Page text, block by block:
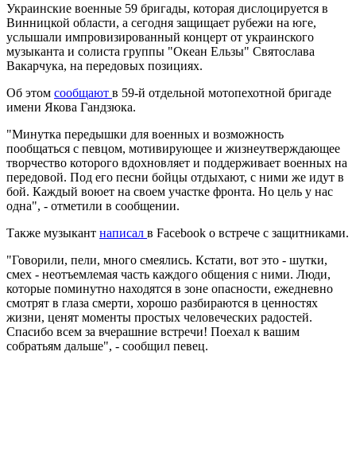
Украинские военные 59 бригады, которая дислоцируется в
Винницкой области, а сегодня защищает рубежи на юге,
услышали импровизированный концерт от украинского
музыканта и солиста группы "Океан Ельзы" Святослава
Вакарчука, на передовых позициях.
Об этом сообщают в 59-й отдельной мотопехотной бригаде
имени Якова Гандзюка.
"Минутка передышки для военных и возможность
пообщаться с певцом, мотивирующее и жизнеутверждающее
творчество которого вдохновляет и поддерживает военных на
передовой. Под его песни бойцы отдыхают, с ними же идут в
бой. Каждый воюет на своем участке фронта. Но цель у нас
одна", - отметили в сообщении.
Также музыкант написал в Facebook о встрече с защитниками.
"Говорили, пели, много смеялись. Кстати, вот это - шутки,
смех - неотъемлемая часть каждого общения с ними. Люди,
которые поминутно находятся в зоне опасности, ежедневно
смотрят в глаза смерти, хорошо разбираются в ценностях
жизни, ценят моменты простых человеческих радостей.
Спасибо всем за вчерашние встречи! Поехал к вашим
собратьям дальше", - сообщил певец.